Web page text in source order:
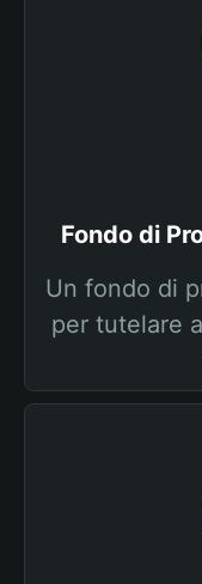
Fondo di
Un fondo di
per tutelare